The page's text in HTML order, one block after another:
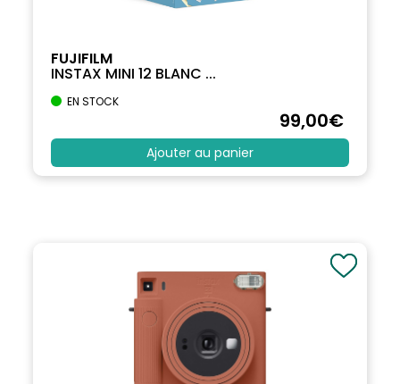
FUJIFILM
INSTAX MINI 12 BLANC ...
EN STOCK
99,00€
Ajouter au panier